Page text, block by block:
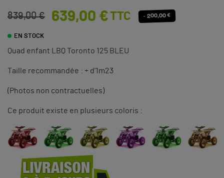
839,00 € 639,00 €TTC - 200,00 €
EN STOCK
Quad enfant LBQ Toronto 125 BLEU
Taille recommandée : + d'1m23
(Photos non contractuelles)
Ce produit existe en plusieurs coloris :